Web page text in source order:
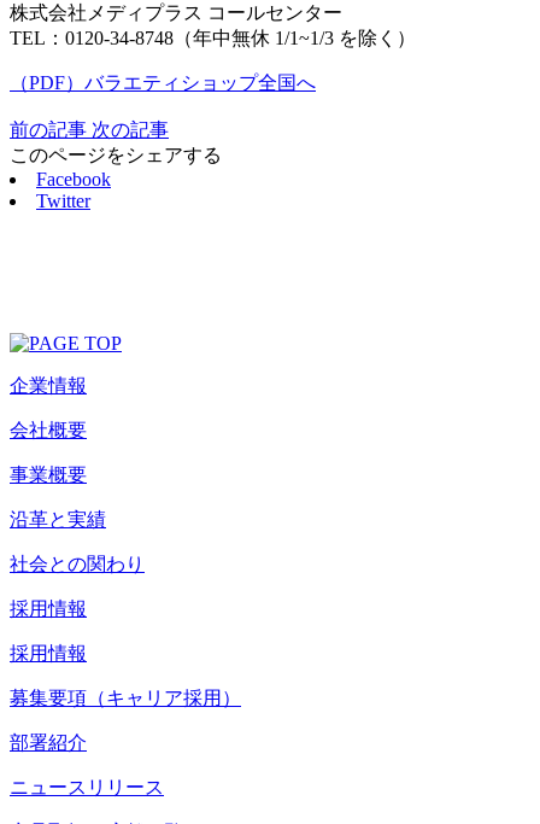
株式会社メディプラス コールセンター
TEL：0120-34-8748（年中無休 1/1~1/3 を除く）
（PDF）バラエティショップ全国へ
前の記事 次の記事
このページをシェアする
Facebook
Twitter
企業情報
会社概要
事業概要
沿革と実績
社会との関わり
採用情報
採用情報
募集要項（キャリア採用）
部署紹介
ニュースリリース